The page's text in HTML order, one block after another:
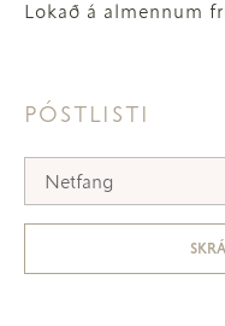
Lokað á almennum
PÓSTLISTI